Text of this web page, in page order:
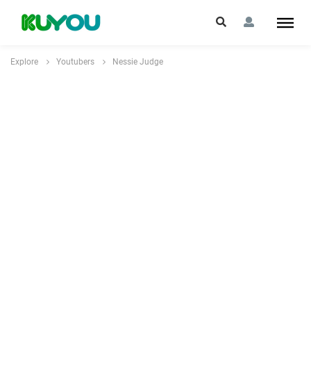
Explore Youtubers Nessie Judge